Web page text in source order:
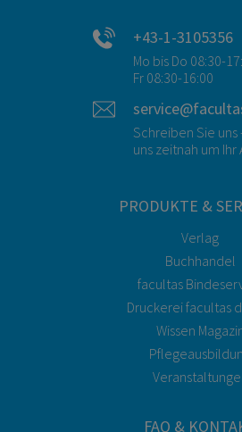
+43-1-3105356
Mo bis Do 08:30-
Fr 08:30-16:00
Schreiben Sie
uns zeitnah um Ihr
PRODUKTE &
Verlag
Buchhandel
facultas
Druckerei facultas
Wissen
FAQ &